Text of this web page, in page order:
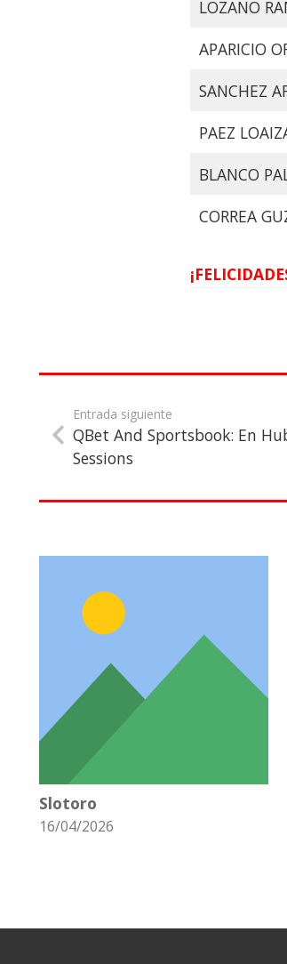
LOZANO
APARICIO
SANCHEZ
PAEZ
BLANCO
CORREA
Entrada siguiente
QBet And Sportsbook: En
Sessions
Slotoro
16/04/2026